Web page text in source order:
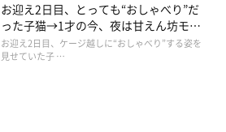
お迎え2日目、とっても“おしゃべり”だ
った子猫→1才の今、夜は甘えん坊モー
ドになるコに成長！
お迎え2日目、ケージ越しに“おしゃべり”する姿を
見せていた子 …